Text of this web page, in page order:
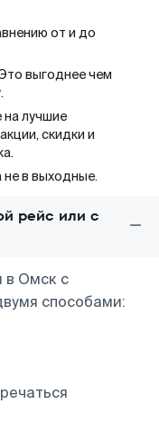
от и до
выгоднее чем
на лучшие
скидки и
не в выходные.
рейс или с
в Омск с
способами: